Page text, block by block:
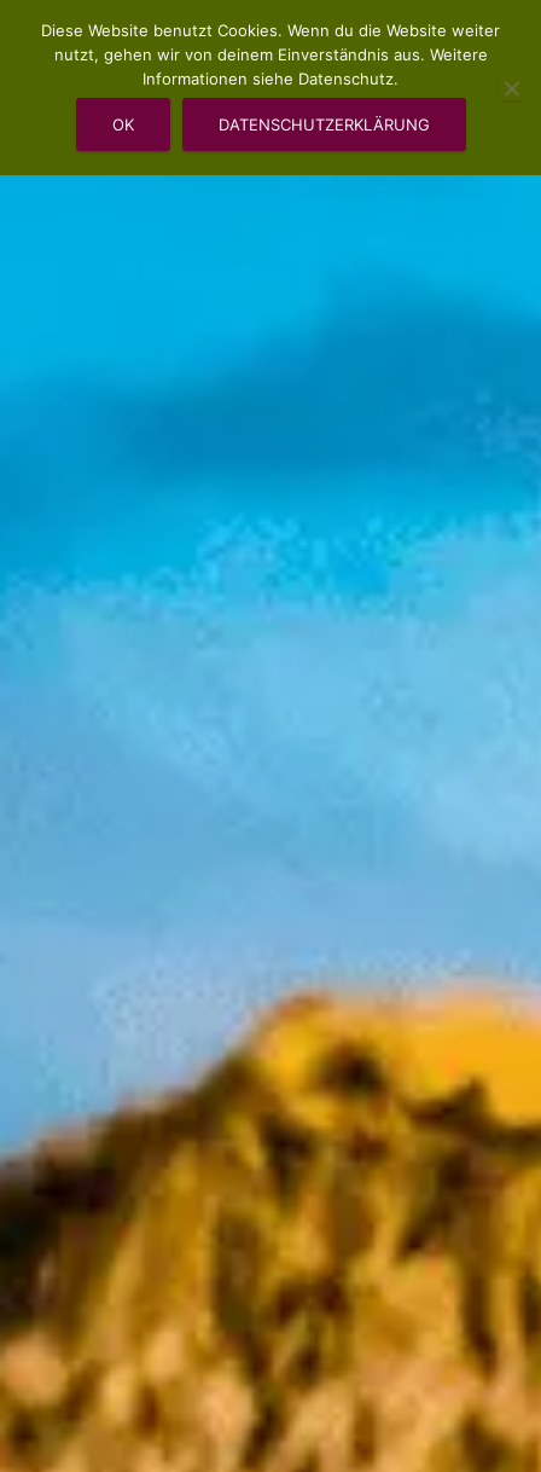
Diese Website benutzt Cookies. Wenn du die Website weiter
nutzt, gehen wir von deinem Einverständnis aus. Weitere
Informationen siehe Datenschutz.
OK DATENSCHUTZERKLÄRUNG